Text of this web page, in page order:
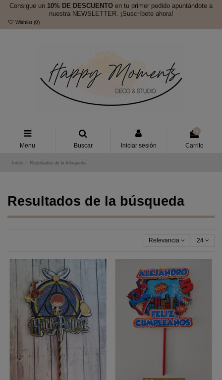
Consigue un 10% DE DESCUENTO en tu primer pedido apuntándote a
nuestra NEWSLETTER. ¡Suscríbete ahora!
Wishlist (0)
Menu Buscar Iniciar sesión Carrito
Inicio Resultados de la búsqueda
Resultados de la búsqueda
Relevancia 24